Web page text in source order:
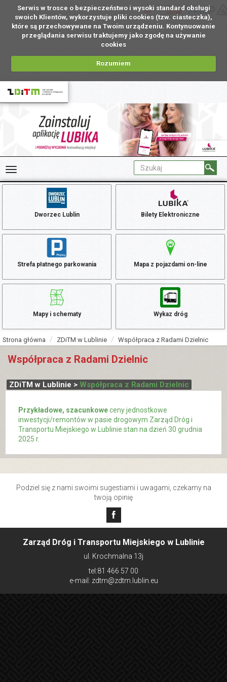
Serwis w trosce o bezpieczeństwo i wysoki standard obsługi
swoich Klientów, wykorzystuje pliki cookies (tzw. ciasteczka),
które są przechowywane na Twoim urządzeniu. Kontynuowanie
przeglądania serwisu traktujemy jako zgodę na używanie
cookies
Rozumiem
PL
Dworzec Lublin Bilety Elektroniczne
Strefa płatnego parkowania Mapa z pojazdami on-line
Mapy i schematy Wykaz dróg
Strona główna ZDiTM w Lublinie Współpraca z Radami Dzielnic
Współpraca z Radami Dzielnic
ZDiTM w Lublinie > Współpraca z Radami Dzielnic
Przykładowe, szacunkoweceny jednostkowe
inwestycji/remontów w pasie drogowym Zarząd Dróg i
Transportu Miejskiego w Lublinie stan na dzień 30 grudnia
2025 r.
Podziel się z nami swoimi sugestiami i uwagami, czekamy na
twoją opinię
Zarząd Dróg i Transportu Miejskiego w Lublinie
ul. Krochmalna 13j
tel:81 466 57 00
e-mail: zdtm@zdtm.lublin.eu